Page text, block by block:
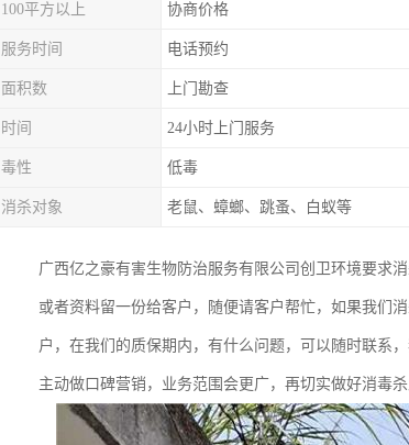
100平方以上 协商价格
服务时间 电话预约
面积数 上门勘查
时间 24小时上门服务
毒性 低毒
消杀对象 老鼠、蟑螂、跳蚤、白蚁等
广西亿之豪有害生物防治服务有限公司创卫环境要求
或者资料留一份给客户，随便请客户帮忙，如果我们
户，在我们的质保期内，有什么问题，可以随时联系
主动做口碑营销，业务范围会更广，再切实做好消毒